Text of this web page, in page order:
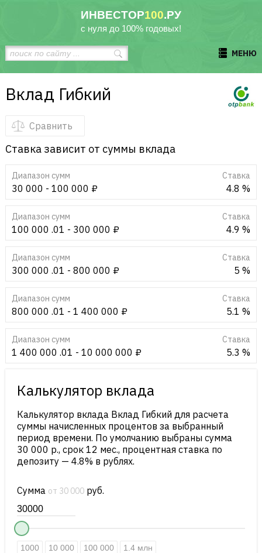
ИНВЕСТОР100.РУ
с нуля до 100% годовых!
МЕНЮ
Вклад Гибкий
Сравнить
Ставка зависит от суммы вклада
Диапазон сумм
30 000 - 100 000 ₽
Cтавка
4.8 %
Диапазон сумм
100 000 .01 - 300 000 ₽
Cтавка
4.9 %
Диапазон сумм
300 000 .01 - 800 000 ₽
Cтавка
5 %
Диапазон сумм
800 000 .01 - 1 400 000 ₽
Cтавка
5.1 %
Диапазон сумм
1 400 000 .01 - 10 000 000 ₽
Cтавка
5.3 %
Калькулятор вклада
Калькулятор вклада Вклад Гибкий для расчета
суммы начисленных процентов за выбранный
период времени. По умолчанию выбраны сумма
30 000 р., срок 12 мес., процентная ставка по
депозиту — 4.8% в рублях.
Сумма от 30 000руб.
1000 10 000 100 000 1.4 млн